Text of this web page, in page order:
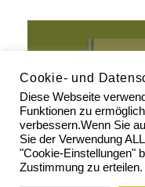
Cookie- und
Diese Webseite
Funktionen zu
verbessern.Wenn Sie
Sie der Verwendung
"Cookie-Einstellungen"
Zustimmung zu erteilen.